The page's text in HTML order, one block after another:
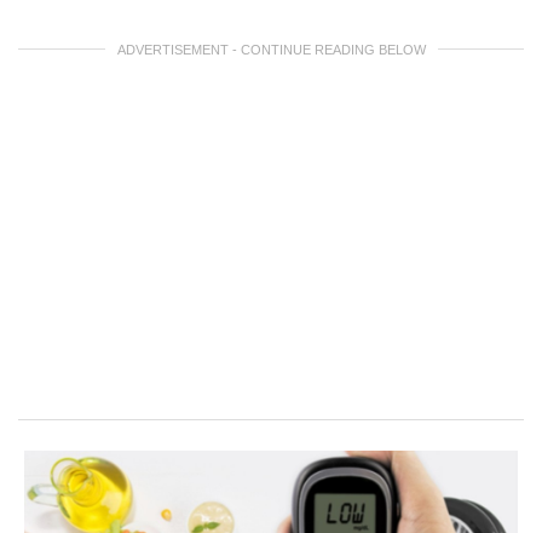
ADVERTISEMENT - CONTINUE READING BELOW